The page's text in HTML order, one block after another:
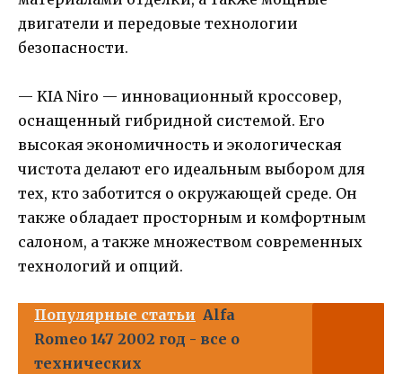
двигатели и передовые технологии
безопасности.
— KIA Niro — инновационный кроссовер,
оснащенный гибридной системой. Его
высокая экономичность и экологическая
чистота делают его идеальным выбором для
тех, кто заботится о окружающей среде. Он
также обладает просторным и комфортным
салоном, а также множеством современных
технологий и опций.
Популярные статьи Alfa
Romeo 147 2002 год - все о
технических